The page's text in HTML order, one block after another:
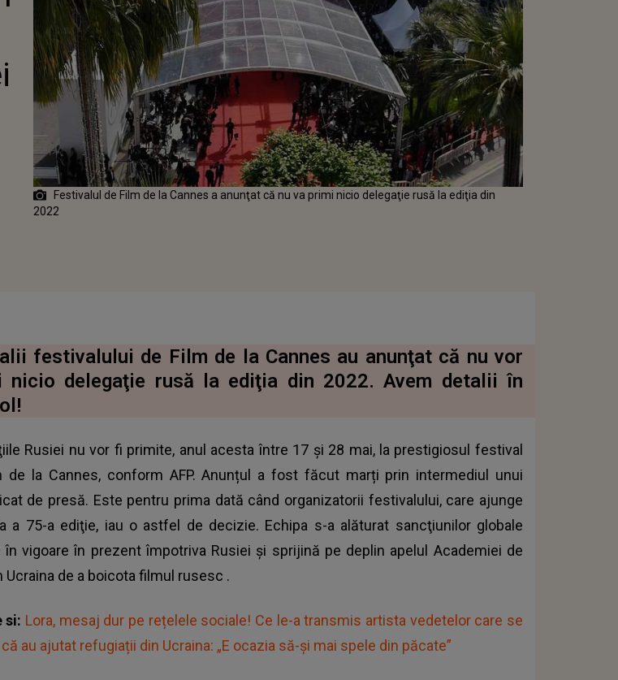
Festivalul de Film de la Cannes a anunţat că nu va primi nicio delegaţie rusă la ediţia din
2022
ARTICOLUL
festivalului de Film de la Cannes au anunţat că nu vor
nicio delegaţie rusă la ediţia din 2022. Avem detalii în
Rusiei nu vor fi primite, anul acesta între 17 şi 28 mai, la prestigiosul festival
de la Cannes, conform AFP. Anunțul a fost făcut marți prin intermediul unui
de presă. Este pentru prima dată când organizatorii festivalului, care ajunge
a 75-a ediţie, iau o astfel de decizie. Echipa s-a alăturat sancţiunilor globale
în vigoare în prezent împotriva Rusiei şi sprijină pe deplin apelul Academiei de
Ucraina de a boicota filmul rusesc .
si: Lora, mesaj dur pe rețelele sociale! Ce le-a transmis artista vedetelor care se
că au ajutat refugiații din Ucraina: „E ocazia să-și mai spele din păcate”